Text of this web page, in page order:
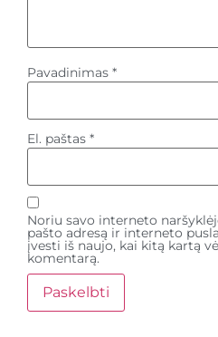
Pavadinimas *
El. paštas *
Noriu savo interneto
pašto adresą ir interneto
įvesti iš naujo, kai kitą kartą
komentarą.